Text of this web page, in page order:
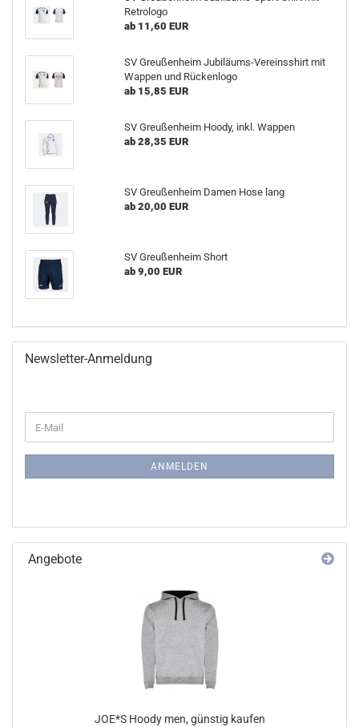
Retrologo
ab 11,60 EUR
SV Greußenheim Jubiläums-Vereinsshirt mit
Wappen und Rückenlogo
ab 15,85 EUR
SV Greußenheim Hoody, inkl. Wappen
ab 28,35 EUR
SV Greußenheim Damen Hose lang
ab 20,00 EUR
SV Greußenheim Short
ab 9,00 EUR
Newsletter-Anmeldung
ZUR
E-
Mail
ANMELDEN
Angebote
JOE*S Hoody men, günstig kaufen